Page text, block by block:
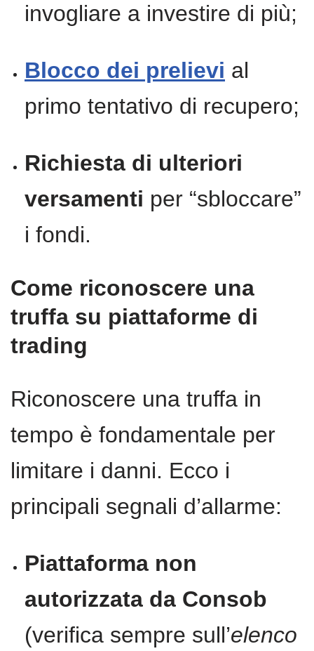
invogliare a investire di più;
Blocco dei prelievi al
primo tentativo di recupero;
Richiesta di ulteriori
versamenti per “sbloccare”
i fondi.
Come riconoscere una
truffa su piattaforme di
trading
Riconoscere una truffa in
tempo è fondamentale per
limitare i danni. Ecco i
principali segnali d’allarme:
Piattaforma non
autorizzata da Consob
(verifica sempre sull’elenco